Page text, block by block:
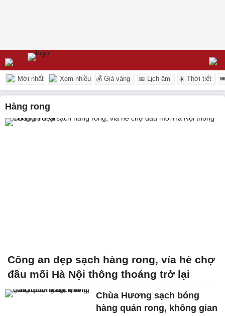
Mới nhất Xem nhiều 💰 Giá vàng 📅 Lịch âm ☀️ Thời tiết
hàng rong
Công an dẹp sạch hàng rong, vỉa hè chợ
đầu mối Hà Nội thông thoáng trở lại
Chùa Hương sạch bóng
hàng quán rong, không gian